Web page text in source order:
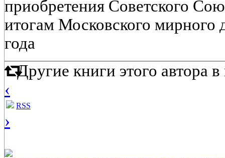
приобретения Советского
итогам Московского мирного
года
Другие книги этого автора
‹
RSS
›